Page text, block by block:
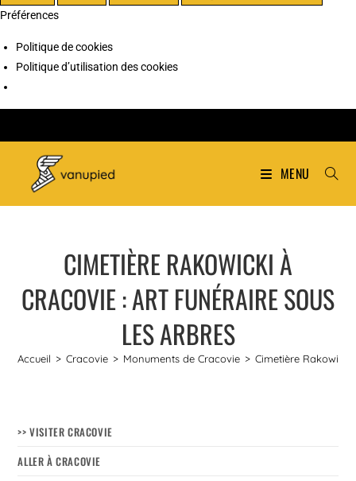
Préférences
Politique de cookies
Politique d’utilisation des cookies
MENU
CIMETIÈRE RAKOWICKI À
CRACOVIE : ART FUNÉRAIRE SOUS
LES ARBRES
Accueil > Cracovie > Monuments de Cracovie > Cimetière
>> VISITER CRACOVIE
ALLER À CRACOVIE